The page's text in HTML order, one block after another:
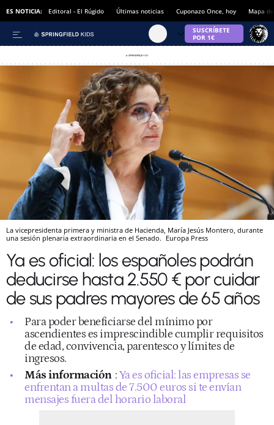
ES NOTICIA: Editoral - El Rúgido Últimas noticias Cuponazo Once, hoy Mapa
La vicepresidenta primera y ministra de Hacienda, María Jesús Montero, durante
una sesión plenaria extraordinaria en el Senado. Europa Press
Ya es oficial: los españoles podrán
deducirse hasta 2.550 € por cuidar
de sus padres mayores de 65 años
Para poder beneficiarse del mínimo por
ascendientes es imprescindible cumplir requisitos
de edad, convivencia, parentesco y límites de
ingresos.
Más información :Ya es oficial: las empresas se
enfrentan a multas de 7.500 euros si te envían
mensajes fuera del horario laboral